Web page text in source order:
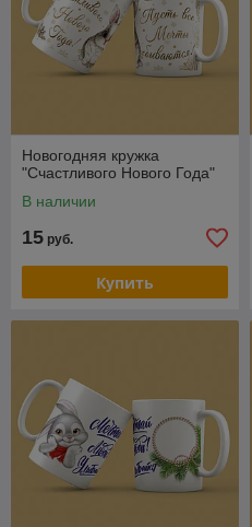
Новогодняя кружка
"Счастливого Нового Года"
В наличии
15 руб.
Купить